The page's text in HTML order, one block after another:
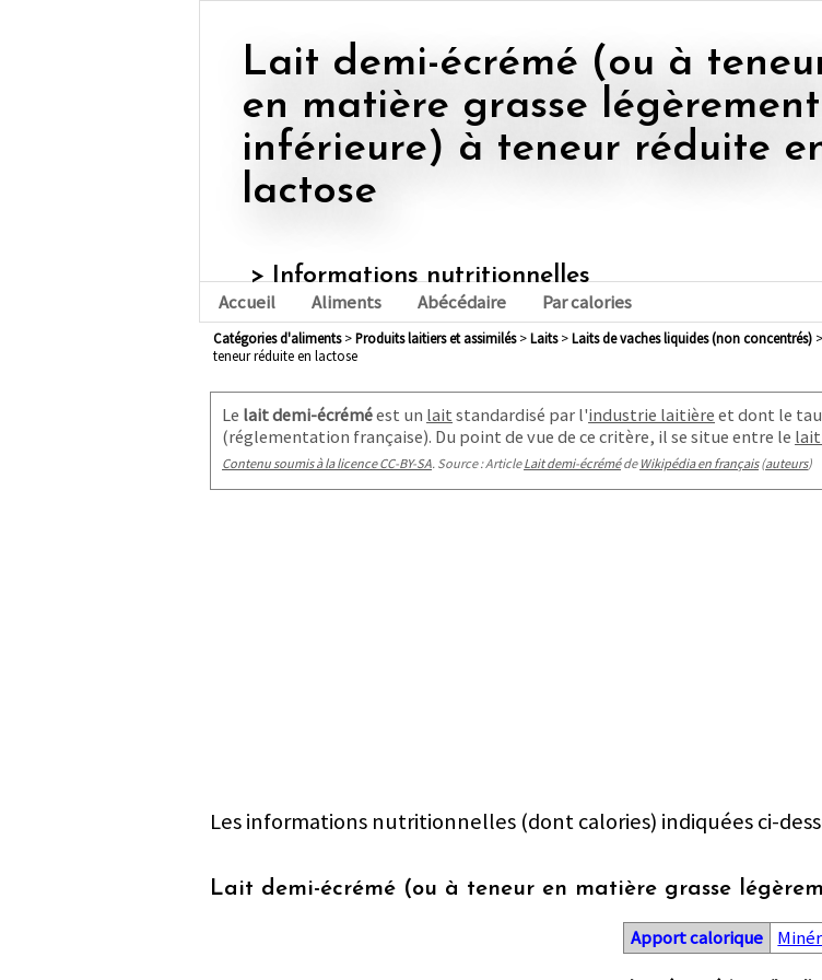
Lait demi-écrémé (ou à teneur
en matière grasse légèrement
inférieure) à teneur réduite
lactose
> Informations nutritionnelles
Accueil Aliments Abécédaire Par calories
Catégories d'aliments> produits laitiers et assimilés> laits> laits de vaches liquides (non concentrés)
teneur réduite en lactose
Le lait demi-écréméest un lait standardisé par l'industrie laitière et dont le
(réglementation française). Du point de vue de ce critère, il se situe entre le lait
Contenu soumis à la licence CC-BY-SA. Source : ArticleLait demi-écréméde Wikipédia en français(auteurs)
Les informations nutritionnelles (dont calories) indiquées ci-
Lait demi-écrémé (ou à teneur en matière grasse
Apport calorique